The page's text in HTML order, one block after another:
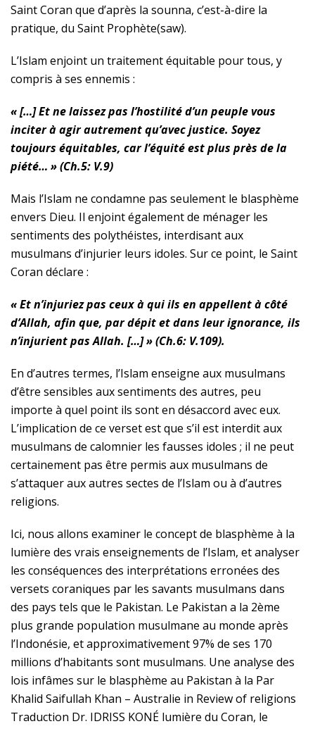
Saint Coran que d’après la sounna, c’est-à-dire la
pratique, du Saint Prophète(saw).
L’Islam enjoint un traitement équitable pour tous, y
compris à ses ennemis :
« […] Et ne laissez pas l’hostilité d’un peuple vous
inciter à agir autrement qu’avec justice. Soyez
toujours équitables, car l’équité est plus près de la
piété… » (Ch.5: V.9)
Mais l’Islam ne condamne pas seulement le blasphème
envers Dieu. Il enjoint également de ménager les
sentiments des polythéistes, interdisant aux
musulmans d’injurier leurs idoles. Sur ce point, le Saint
Coran déclare :
« Et n’injuriez pas ceux à qui ils en appellent à côté
d’Allah, afin que, par dépit et dans leur ignorance, ils
n’injurient pas Allah. […] » (Ch.6: V.109).
En d’autres termes, l’Islam enseigne aux musulmans
d’être sensibles aux sentiments des autres, peu
importe à quel point ils sont en désaccord avec eux.
L’implication de ce verset est que s’il est interdit aux
musulmans de calomnier les fausses idoles ; il ne peut
certainement pas être permis aux musulmans de
s’attaquer aux autres sectes de l’Islam ou à d’autres
religions.
Ici, nous allons examiner le concept de blasphème à la
lumière des vrais enseignements de l’Islam, et analyser
les conséquences des interprétations erronées des
versets coraniques par les savants musulmans dans
des pays tels que le Pakistan. Le Pakistan a la 2ème
plus grande population musulmane au monde après
l’Indonésie, et approximativement 97% de ses 170
millions d’habitants sont musulmans. Une analyse des
lois infâmes sur le blasphème au Pakistan à la Par
Khalid Saifullah Khan – Australie in Review of religions
Traduction Dr. IDRISS KONÉ lumière du Coran, le